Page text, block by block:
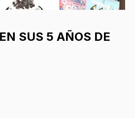
SUS 5 AÑOS DE